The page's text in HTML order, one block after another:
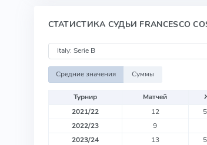
СТАТИСТИКА СУДЬИ FRANCESCO
Средние значения Суммы
Турнир Матчей
2021/22
12
2022/23
9
2023/24
13